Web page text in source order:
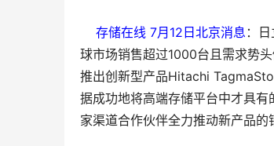
存储在线 7月12日北京消息 ：
球市场销售超过1000台且需求势
推出创新型产品Hitachi
据成功地将高端存储平台中才具
家渠道合作伙伴全力推动新产品的